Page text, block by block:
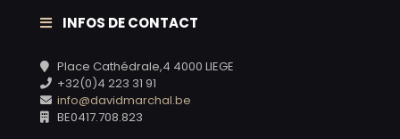
INFOS DE CONTACT
Place Cathédrale,4 4000 LIEGE
+32(0)4 223 31 91
info@davidmarchal.be
BE0417.708.823